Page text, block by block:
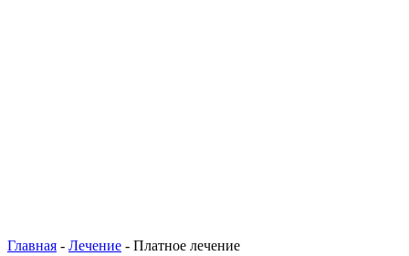
Главная - Лечение - Платное лечение